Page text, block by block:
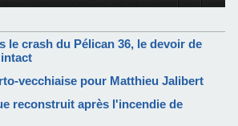
le crash du Pélican 36, le devoir de
vecchiaise pour Matthieu Jalibert
reconstruit après l'incendie de